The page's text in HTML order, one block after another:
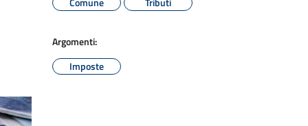
Argomenti:
Imposte